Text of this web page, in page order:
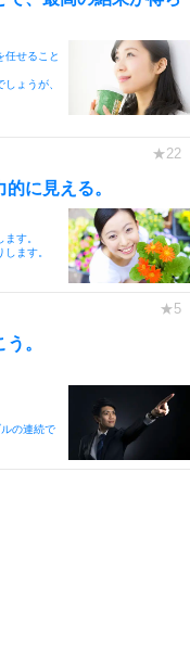
任せること
ょうが、
に見える。
す。
ます。
。
の連続で